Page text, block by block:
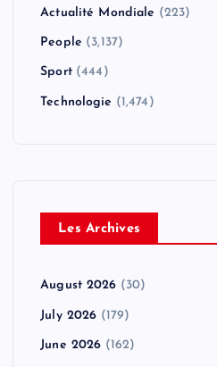
Actualité Mondiale (223)
People (3,137)
Sport(444)
Technologie (1,474)
Les Archives
August 2026 (30)
July 2026 (179)
June 2026 (162)